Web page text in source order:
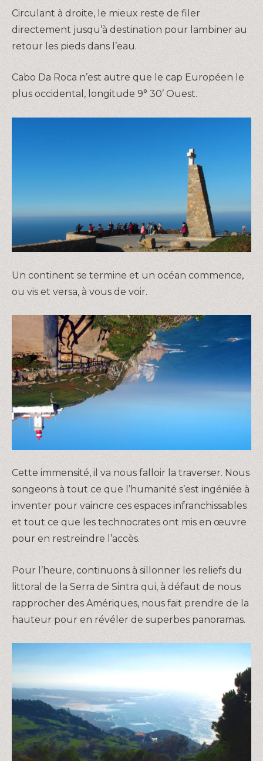
Circulant à droite, le mieux reste de filer
directement jusqu’à destination pour lambiner au
retour les pieds dans l’eau.
Cabo Da Roca n’est autre que le cap Européen le
plus occidental, longitude 9° 30’ Ouest.
Un continent se termine et un océan commence,
ou vis et versa, à vous de voir.
Cette immensité, il va nous falloir la traverser. Nous
songeons à tout ce que l’humanité s’est ingéniée à
inventer pour vaincre ces espaces infranchissables
et tout ce que les technocrates ont mis en œuvre
pour en restreindre l’accès.
Pour l’heure, continuons à sillonner les reliefs du
littoral de la Serra de Sintra qui, à défaut de nous
rapprocher des Amériques, nous fait prendre de la
hauteur pour en révéler de superbes panoramas.